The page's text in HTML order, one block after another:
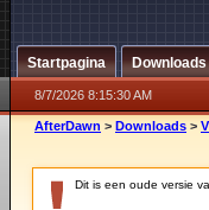
Startpagina Downloads
8/7/2026 8:15:30 AM
AfterDawn > Downloads >
Dit is een oude versie